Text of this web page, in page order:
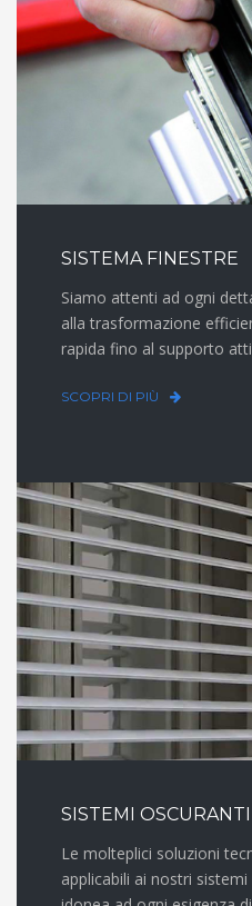
SISTEMA FINESTRE
Siamo attenti ad ogni
alla trasformazione
rapida fino al supporto
SCOPRI DI PIÙ
SISTEMI OSCURANTI
Le molteplici soluzioni
applicabili ai nostri